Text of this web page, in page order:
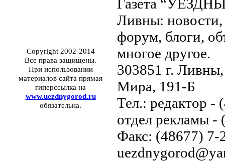
Copyright 2002-2014
Все права защищены.
При использовании
материалов сайта прямая
гиперссылка на
www.uezdnygorod.ru
обязательна.
Газета
Ливны: новости,
форум, блоги,
многое другое.
303851 г.
Мира, 191-Б
Тел.: редактор -
отдел рекламы -
Факс: (48677) 7-